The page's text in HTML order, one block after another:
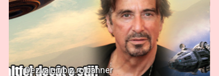
Dezvaluiribiz.ro banner